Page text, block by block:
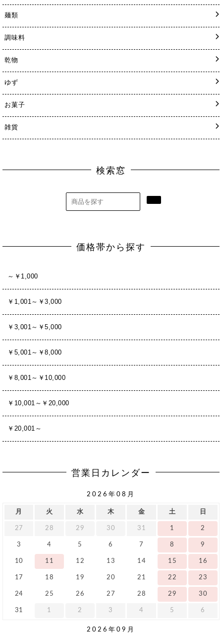
麺類
調味料
乾物
ゆず
お菓子
雑貨
検索窓
価格帯から探す
～￥1,000
￥1,001～￥3,000
￥3,001～￥5,000
￥5,001～￥8,000
￥8,001～￥10,000
￥10,001～￥20,000
￥20,001～
営業日カレンダー
2026年08月
月 火 水 木 金 土 日
27 28 29 30 31 1 2
3 4 5 6 7 8 9
10 11 12 13 14 15 16
17 18 19 20 21 22 23
24 25 26 27 28 29 30
31 1 2 3 4 5 6
2026年09月